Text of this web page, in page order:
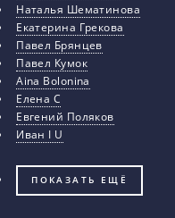
Наталья Шематинова
Екатерина Грекова
Павел Брянцев
Павел Кумок
Aina Bolonina
Елена С
Евгений Поляков
Иван I U
ПОКАЗАТЬ ЕЩЁ